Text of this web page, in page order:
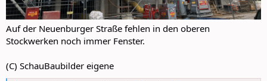
Auf der Neuenburger Straße fehlen in den oberen
Stockwerken noch immer Fenster.
(C) SchauBaubilder eigene